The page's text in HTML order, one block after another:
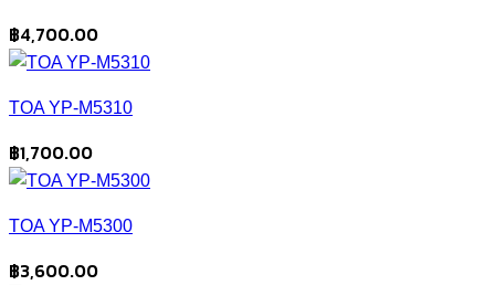
฿4,700.00
TOA YP-M5310
฿1,700.00
TOA YP-M5300
฿3,600.00